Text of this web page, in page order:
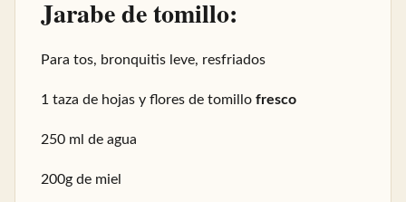
Jarabe de tomillo:
Para tos, bronquitis leve, resfriados
1 taza de hojas y flores de tomillo fresco
250 ml de agua
200g de miel